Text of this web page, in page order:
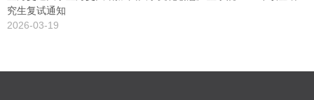
究生复试通知
2026-03-19